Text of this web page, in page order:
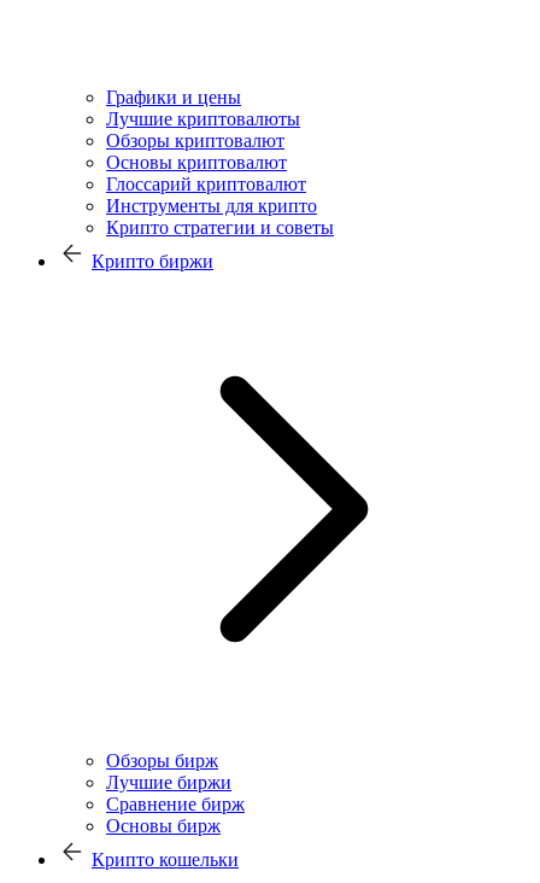
Графики и цены
Лучшие криптовалюты
Обзоры криптовалют
Основы криптовалют
Глоссарий криптовалют
Инструменты для крипто
Крипто стратегии и советы
Крипто биржи
Обзоры бирж
Лучшие биржи
Сравнение бирж
Основы бирж
Крипто кошельки